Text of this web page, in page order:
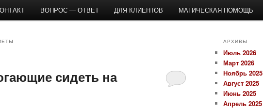
ВОПРОС — ОТВЕТ ДЛЯ КЛИЕНТОВ МАГИЧЕСКАЯ ПОМОЩЬ
сидеть на
АРХИВЫ
Июль 2026
Март 2026
Ноябрь 2025
Август 2025
Июнь 2025
Апрель 2025